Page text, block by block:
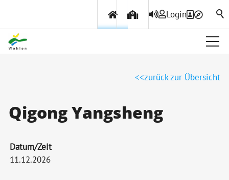
Login
Politik & Verwaltung
Themen & Services
zurück zur Übersicht
Qigong Yangsheng
Datum/Zeit
11.12.2026